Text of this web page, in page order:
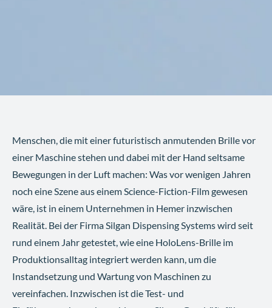
Menschen, die mit einer futuristisch anmutenden Brille vor
einer Maschine stehen und dabei mit der Hand seltsame
Bewegungen in der Luft machen: Was vor wenigen Jahren
noch eine Szene aus einem Science-Fiction-Film gewesen
wäre, ist in einem Unternehmen in Hemer inzwischen
Realität. Bei der Firma Silgan Dispensing Systems wird seit
rund einem Jahr getestet, wie eine HoloLens-Brille im
Produktionsalltag integriert werden kann, um die
Instandsetzung und Wartung von Maschinen zu
vereinfachen. Inzwischen ist die Test- und